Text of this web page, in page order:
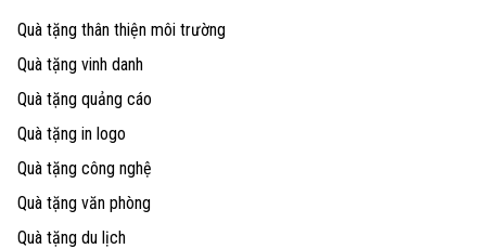
Quà tặng thân thiện môi trường
Quà tặng vinh danh
Quà tặng quảng cáo
Quà tặng in logo
Quà tặng công nghệ
Quà tặng văn phòng
Quà tặng du lịch